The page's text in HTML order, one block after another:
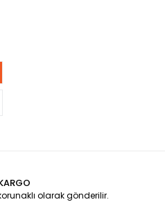
olarak gönderilir.